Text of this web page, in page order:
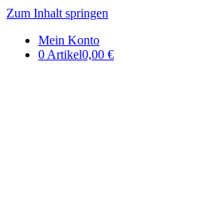
DE | Auerbachs
Zum Inhalt springen
Mein Konto
0 Artikel0,00 €